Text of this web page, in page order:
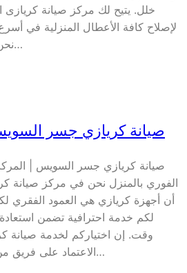
خلل. يتيح لك مركز صيانة كريازى
لإصلاح كافة الأعطال المنزلية في
نحن نتفهم تمامًا مدى الإزعاج…
صيانة كريازي جسر السويس
صيانة كريازي جسر السويس |
الفوري بالمنزل نحن في مركز صيانة
أن أجهزة كريازي هي العمود الفقري
لكم خدمة احترافية تضمن
وقت. إن اختياركم لخدمة صيانة
الاعتماد على فريق من المهندسين الخبراء الذين…